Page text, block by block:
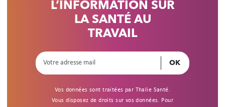
L’INFORMATION SUR
LA SANTÉ AU
TRAVAIL
Vos données sont traitées par Thalie Santé.
Vous disposez de droits sur vos données. Pour